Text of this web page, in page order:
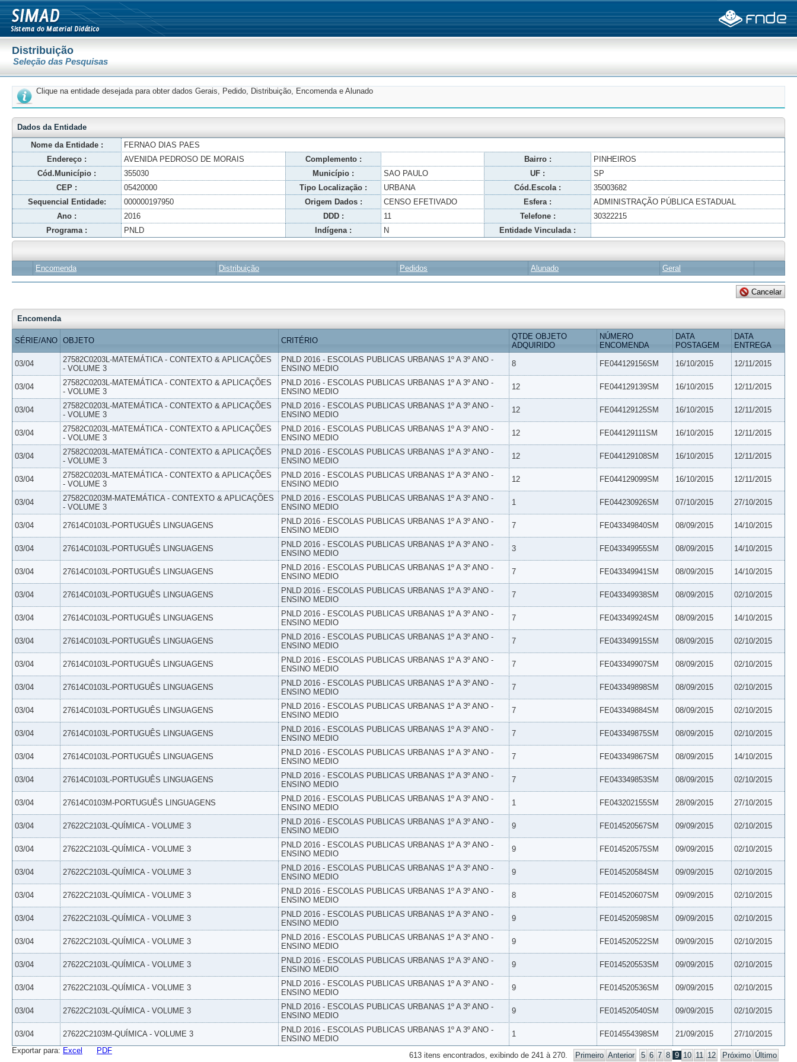
Distribuição
Seleção das Pesquisas
Clique na entidade desejada para obter dados Gerais, Pedido, Distribuição, Encomenda e Alunado
Dados da Entidade
Nome da Entidade :
FERNAO DIAS PAES
Endereço :
AVENIDA PEDROSO DE MORAIS Complemento : Bairro :
PINHEIROS
Cód.Município :
355030 Município : SAO PAULO UF :
SP
CEP :
05420000 Tipo Localização : URBANA Cód.Escola :
35003682
Sequencial Entidade:
000000197950 Origem Dados : CENSO EFETIVADO Esfera :
ADMINISTRAÇÃO PÚBLICA ESTADUAL
Ano :
2016 DDD : 11 Telefone :
30322215
Programa :
PNLD Indígena : N Entidade Vinculada :
Encomenda Distribuição Pedidos Alunado Geral
Encomenda
SÉRIE/ANO OBJETO CRITÉRIO
QTDE OBJETO
ADQUIRIDO
NÚMERO
ENCOMENDA
DATA
POSTAGEM
DATA
ENTREGA
03/04
27582C0203L-MATEMÁTICA - CONTEXTO & APLICAÇÕES
- VOLUME 3
PNLD 2016 - ESCOLAS PUBLICAS URBANAS 1º A 3º ANO -
ENSINO MEDIO
8 FE044129156SM 16/10/2015 12/11/2015
03/04
27582C0203L-MATEMÁTICA - CONTEXTO & APLICAÇÕES
- VOLUME 3
PNLD 2016 - ESCOLAS PUBLICAS URBANAS 1º A 3º ANO -
ENSINO MEDIO
12 FE044129139SM 16/10/2015 12/11/2015
03/04
27582C0203L-MATEMÁTICA - CONTEXTO & APLICAÇÕES
- VOLUME 3
PNLD 2016 - ESCOLAS PUBLICAS URBANAS 1º A 3º ANO -
ENSINO MEDIO
12 FE044129125SM 16/10/2015 12/11/2015
03/04
27582C0203L-MATEMÁTICA - CONTEXTO & APLICAÇÕES
- VOLUME 3
PNLD 2016 - ESCOLAS PUBLICAS URBANAS 1º A 3º ANO -
ENSINO MEDIO
12 FE044129111SM 16/10/2015 12/11/2015
03/04
27582C0203L-MATEMÁTICA - CONTEXTO & APLICAÇÕES
- VOLUME 3
PNLD 2016 - ESCOLAS PUBLICAS URBANAS 1º A 3º ANO -
ENSINO MEDIO
12 FE044129108SM 16/10/2015 12/11/2015
03/04
27582C0203L-MATEMÁTICA - CONTEXTO & APLICAÇÕES
- VOLUME 3
PNLD 2016 - ESCOLAS PUBLICAS URBANAS 1º A 3º ANO -
ENSINO MEDIO
12 FE044129099SM 16/10/2015 12/11/2015
03/04
27582C0203M-MATEMÁTICA - CONTEXTO & APLICAÇÕES
- VOLUME 3
PNLD 2016 - ESCOLAS PUBLICAS URBANAS 1º A 3º ANO -
ENSINO MEDIO
1 FE044230926SM 07/10/2015 27/10/2015
03/04 27614C0103L-PORTUGUÊS LINGUAGENS
PNLD 2016 - ESCOLAS PUBLICAS URBANAS 1º A 3º ANO -
ENSINO MEDIO
7 FE043349840SM 08/09/2015 14/10/2015
03/04 27614C0103L-PORTUGUÊS LINGUAGENS
PNLD 2016 - ESCOLAS PUBLICAS URBANAS 1º A 3º ANO -
ENSINO MEDIO
3 FE043349955SM 08/09/2015 14/10/2015
03/04 27614C0103L-PORTUGUÊS LINGUAGENS
PNLD 2016 - ESCOLAS PUBLICAS URBANAS 1º A 3º ANO -
ENSINO MEDIO
7 FE043349941SM 08/09/2015 14/10/2015
03/04 27614C0103L-PORTUGUÊS LINGUAGENS
PNLD 2016 - ESCOLAS PUBLICAS URBANAS 1º A 3º ANO -
ENSINO MEDIO
7 FE043349938SM 08/09/2015 02/10/2015
03/04 27614C0103L-PORTUGUÊS LINGUAGENS
PNLD 2016 - ESCOLAS PUBLICAS URBANAS 1º A 3º ANO -
ENSINO MEDIO
7 FE043349924SM 08/09/2015 14/10/2015
03/04 27614C0103L-PORTUGUÊS LINGUAGENS
PNLD 2016 - ESCOLAS PUBLICAS URBANAS 1º A 3º ANO -
ENSINO MEDIO
7 FE043349915SM 08/09/2015 02/10/2015
03/04 27614C0103L-PORTUGUÊS LINGUAGENS
PNLD 2016 - ESCOLAS PUBLICAS URBANAS 1º A 3º ANO -
ENSINO MEDIO
7 FE043349907SM 08/09/2015 02/10/2015
03/04 27614C0103L-PORTUGUÊS LINGUAGENS
PNLD 2016 - ESCOLAS PUBLICAS URBANAS 1º A 3º ANO -
ENSINO MEDIO
7 FE043349898SM 08/09/2015 02/10/2015
03/04 27614C0103L-PORTUGUÊS LINGUAGENS
PNLD 2016 - ESCOLAS PUBLICAS URBANAS 1º A 3º ANO -
ENSINO MEDIO
7 FE043349884SM 08/09/2015 02/10/2015
03/04 27614C0103L-PORTUGUÊS LINGUAGENS
PNLD 2016 - ESCOLAS PUBLICAS URBANAS 1º A 3º ANO -
ENSINO MEDIO
7 FE043349875SM 08/09/2015 02/10/2015
03/04 27614C0103L-PORTUGUÊS LINGUAGENS
PNLD 2016 - ESCOLAS PUBLICAS URBANAS 1º A 3º ANO -
ENSINO MEDIO
7 FE043349867SM 08/09/2015 14/10/2015
03/04 27614C0103L-PORTUGUÊS LINGUAGENS
PNLD 2016 - ESCOLAS PUBLICAS URBANAS 1º A 3º ANO -
ENSINO MEDIO
7 FE043349853SM 08/09/2015 02/10/2015
03/04 27614C0103M-PORTUGUÊS LINGUAGENS
PNLD 2016 - ESCOLAS PUBLICAS URBANAS 1º A 3º ANO -
ENSINO MEDIO
1 FE043202155SM 28/09/2015 27/10/2015
03/04 27622C2103L-QUÍMICA - VOLUME 3
PNLD 2016 - ESCOLAS PUBLICAS URBANAS 1º A 3º ANO -
ENSINO MEDIO
9 FE014520567SM 09/09/2015 02/10/2015
03/04 27622C2103L-QUÍMICA - VOLUME 3
PNLD 2016 - ESCOLAS PUBLICAS URBANAS 1º A 3º ANO -
ENSINO MEDIO
9 FE014520575SM 09/09/2015 02/10/2015
03/04 27622C2103L-QUÍMICA - VOLUME 3
PNLD 2016 - ESCOLAS PUBLICAS URBANAS 1º A 3º ANO -
ENSINO MEDIO
9 FE014520584SM 09/09/2015 02/10/2015
03/04 27622C2103L-QUÍMICA - VOLUME 3
PNLD 2016 - ESCOLAS PUBLICAS URBANAS 1º A 3º ANO -
ENSINO MEDIO
8 FE014520607SM 09/09/2015 02/10/2015
03/04 27622C2103L-QUÍMICA - VOLUME 3
PNLD 2016 - ESCOLAS PUBLICAS URBANAS 1º A 3º ANO -
ENSINO MEDIO
9 FE014520598SM 09/09/2015 02/10/2015
03/04 27622C2103L-QUÍMICA - VOLUME 3
PNLD 2016 - ESCOLAS PUBLICAS URBANAS 1º A 3º ANO -
ENSINO MEDIO
9 FE014520522SM 09/09/2015 02/10/2015
03/04 27622C2103L-QUÍMICA - VOLUME 3
PNLD 2016 - ESCOLAS PUBLICAS URBANAS 1º A 3º ANO -
ENSINO MEDIO
9 FE014520553SM 09/09/2015 02/10/2015
03/04 27622C2103L-QUÍMICA - VOLUME 3
PNLD 2016 - ESCOLAS PUBLICAS URBANAS 1º A 3º ANO -
ENSINO MEDIO
9 FE014520536SM 09/09/2015 02/10/2015
03/04 27622C2103L-QUÍMICA - VOLUME 3
PNLD 2016 - ESCOLAS PUBLICAS URBANAS 1º A 3º ANO -
ENSINO MEDIO
9 FE014520540SM 09/09/2015 02/10/2015
03/04 27622C2103M-QUÍMICA - VOLUME 3
PNLD 2016 - ESCOLAS PUBLICAS URBANAS 1º A 3º ANO -
ENSINO MEDIO
1 FE014554398SM 21/09/2015 27/10/2015
613 itens encontrados, exibindo de 241 à 270. Primeiro Anterior 5 6 7 8 9 10 11 12 Próximo Último
Exportar para: Excel PDF